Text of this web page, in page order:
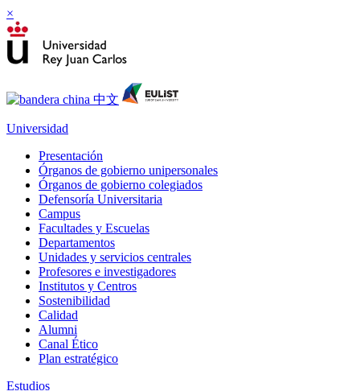
×
Universidad
Presentación
Órganos de gobierno unipersonales
Órganos de gobierno colegiados
Defensoría Universitaria
Campus
Facultades y Escuelas
Departamentos
Unidades y servicios centrales
Profesores e investigadores
Institutos y Centros
Sostenibilidad
Calidad
Alumni
Canal Ético
Plan estratégico
Estudios